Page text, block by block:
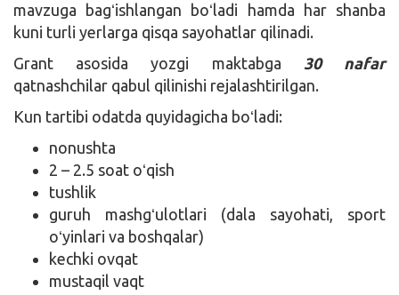
mavzuga bagʻishlangan boʻladi hamda har shanba
kuni turli yerlarga qisqa sayohatlar qilinadi.
Grant asosida yozgi maktabga 30 nafar
qatnashchilar qabul qilinishi rejalashtirilgan.
Kun tartibi odatda quyidagicha boʻladi:
nonushta
2 – 2.5 soat oʻqish
tushlik
guruh mashgʻulotlari (dala sayohati, sport
oʻyinlari va boshqalar)
kechki ovqat
mustaqil vaqt